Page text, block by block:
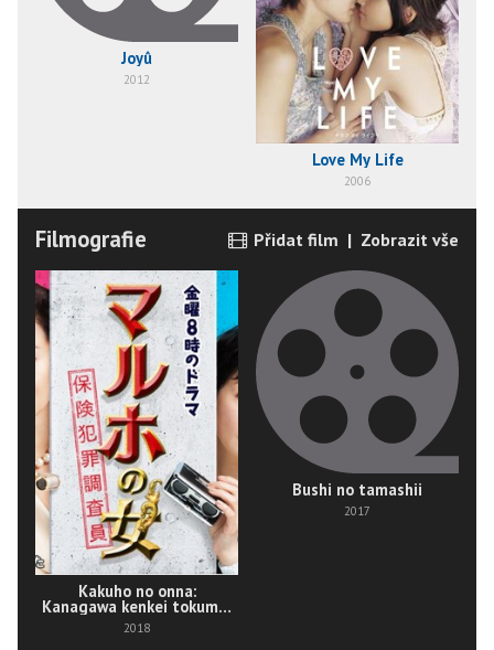
Joyû
2012
Love My Life
2006
Filmografie Přidat film | Zobrazit vše
Kakuho no onna:
Kanagawa kenkei tokumei
sousa
2018
Bushi no tamashii
2017